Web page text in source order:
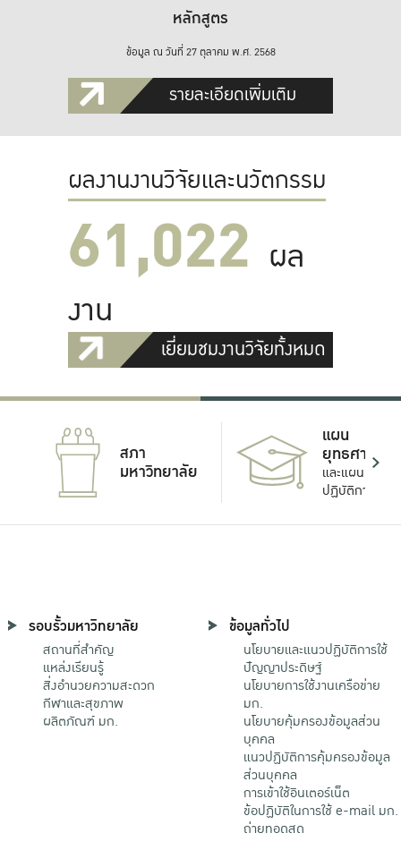
หลักสูตร
ข้อมูล ณ วันที่ 27 ตุลาคม พ.ศ. 2568
รายละเอียดเพิ่มเติม
ผลงานงานวิจัยและนวัตกรรม
61,022 ผล
งาน
เยี่ยมชมงานวิจัยทั้งหมด
สภา
มหาวิทยาลัย
แผน
ยุทธศาสตร์
และแผน
ปฏิบัติการ
รอบรั้วมหาวิทยาลัย
สถานที่สำคัญ
แหล่งเรียนรู้
สิ่งอำนวยความสะดวก
กีฬาและสุขภาพ
ผลิตภัณฑ์ มก.
ข้อมูลทั่วไป
นโยบายและแนวปฏิบัติการใช้
ปัญญาประดิษฐ์
นโยบายการใช้งานเครือข่าย
มก.
นโยบายคุ้มครองข้อมูลส่วน
บุคคล
แนวปฏิบัติการคุ้มครองข้อมูล
ส่วนบุคคล
การเข้าใช้อินเตอร์เน็ต
ข้อปฏิบัติในการใช้ e-mail มก.
ถ่ายทอดสด